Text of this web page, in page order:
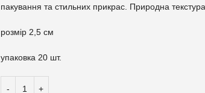
пакування та стильних прикрас. Природна
розмір 2,5 см
упаковка 20 шт.